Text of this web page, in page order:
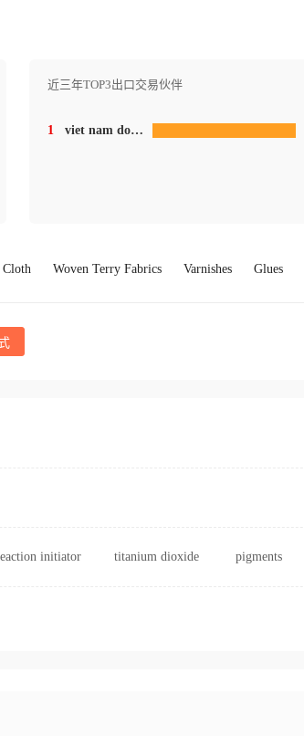
近三年TOP3出口交易伙伴
1 viet nam dona orient co co.ltd.
Cloth Woven Terry Fabrics Varnishes Glues
initiator titanium dioxide pigments